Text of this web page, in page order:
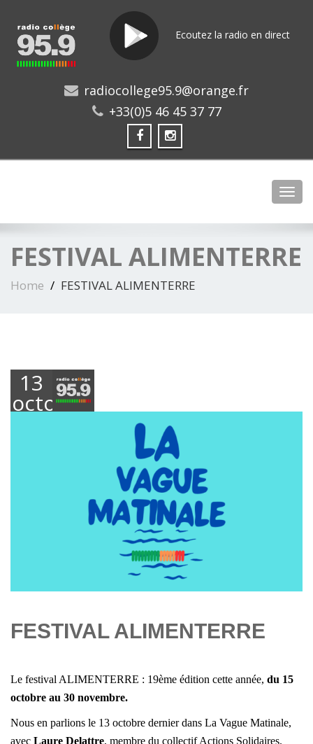
Ecoutez la radio en direct
radiocollege95.9@orange.fr
+33(0)5 46 45 37 77
FESTIVAL ALIMENTERRE
Home FESTIVAL ALIMENTERRE
13
octobre
FESTIVAL ALIMENTERRE
Le festival ALIMENTERRE : 19ème édition cette année, du 15
octobre au 30 novembre.
Nous en parlions le 13 octobre dernier dans La Vague Matinale,
avec Laure Delattre, membre du collectif Actions Solidaires.